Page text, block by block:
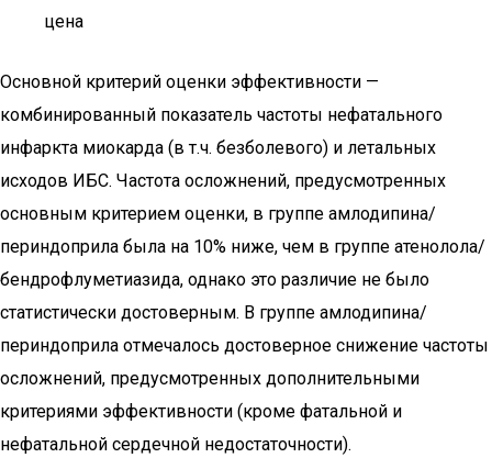
цена
Основной критерий оценки эффективности —
комбинированный показатель частоты нефатального
инфаркта миокарда (в т.ч. безболевого) и летальных
исходов ИБС. Частота осложнений, предусмотренных
основным критерием оценки, в группе амлодипина/
периндоприла была на 10% ниже, чем в группе атенолола/
бендрофлуметиазида, однако это различие не было
статистически достоверным. В группе амлодипина/
периндоприла отмечалось достоверное снижение частоты
осложнений, предусмотренных дополнительными
критериями эффективности (кроме фатальной и
нефатальной сердечной недостаточности).